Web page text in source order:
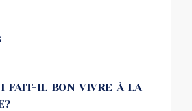
FAIT-IL BON VIVRE À LA